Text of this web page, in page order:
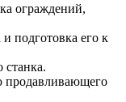
ограждений,
подготовка его к
продавливающего